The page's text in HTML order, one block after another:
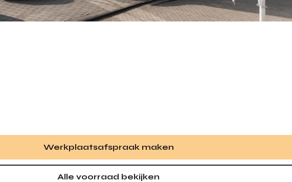
Werkplaatsafspraak maken
Alle voorraad bekijken